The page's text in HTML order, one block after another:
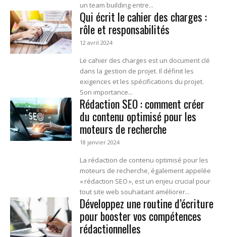
un team building entre...
Qui écrit le cahier des charges :
rôle et responsabilités
12 avril 2024
Le cahier des charges est un document clé
dans la gestion de projet. Il définit les
exigences et les spécifications du projet.
Son importance...
Rédaction SEO : comment créer
du contenu optimisé pour les
moteurs de recherche
18 janvier 2024
La rédaction de contenu optimisé pour les
moteurs de recherche, également appelée
« rédaction SEO », est un enjeu crucial pour
tout site web souhaitant améliorer...
Développez une routine d’écriture
pour booster vos compétences
rédactionnelles